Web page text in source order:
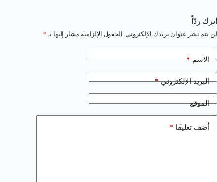
اترك ردّاً
لن يتم نشر عنوان بريدك الإلكتروني. الحقول الإلزامية مشار إليها بـ *
الاسم*
البريد الإلكتروني*
الموقع
أضف تعليقًا *